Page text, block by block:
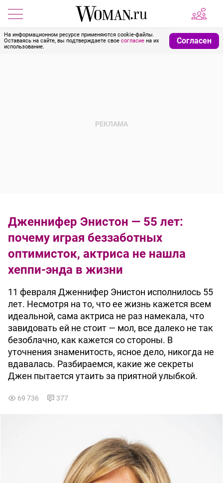
На информационном ресурсе применяются cookie-файлы.
Оставаясь на сайте, вы подтверждаете свое согласие на их
использование.
Согласен
Дженнифер Энистон — 55 лет:
почему играя беззаботных
оптимисток, актриса не нашла
хеппи-энда в жизни
11 февраля Дженнифер Энистон исполнилось 55
лет. Несмотря на то, что ее жизнь кажется всем
идеальной, сама актриса не раз намекала, что
завидовать ей не стоит — мол, все далеко не так
безоблачно, как кажется со стороны. В
уточнения знаменитость, ясное дело, никогда не
вдавалась. Разбираемся, какие же секреты
Джен пытается утаить за приятной улыбкой.
69 736 377